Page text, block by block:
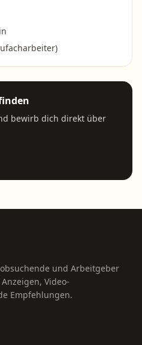
bewirb dich direkt über
und Arbeitgeber
Video-
Empfehlungen.